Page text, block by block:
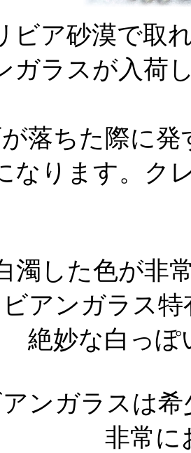
ビア砂漠で取
ガラスが入荷
が落ちた際に
なります。ク
濁した色が非
ビアンガラス
絶妙な白っぽ
アンガラスは
非常に